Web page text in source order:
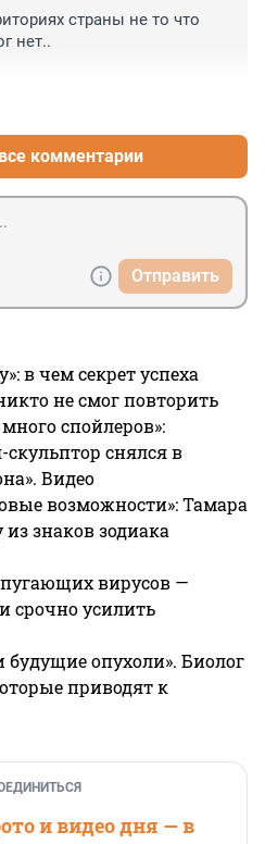
страны не то что
нет..
комментарии
Отправить
в чем секрет успеха
не смог повторить
спойлеров»:
снялся в
Видео
возможности»: Тамара
знаков зодиака
вирусов —
срочно усилить
будущие опухоли». Биолог
приводят к
и видео дня — в